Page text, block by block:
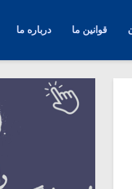
قوانین ما درباره ما